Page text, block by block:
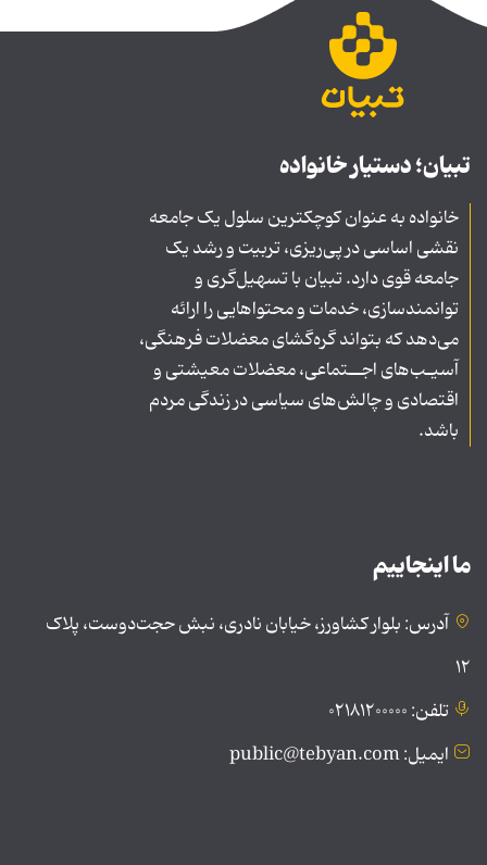
تبیان؛ دستیار خانواده
خانواده به عنوان کوچکترین سلول یک جامعه
نقشی اساسی در پی‌ریزی، تربیت و رشد یک
جامعه قوی دارد. تبیان با تسهیل‌گری و
توانمندسازی، خدمات و محتواهایی را ارائه
می‌دهد که بتواند گره‌گشای معضلات فرهنگی،
آسیـب‌های اجــتماعی، معضلات معیشتی و
اقتصادی و چالش‌های سیاسی در زندگی مردم
باشد.
ما اینجاییم
آدرس: بلوار کشاورز، خیابان نادری، نبش حجت‌دوست، پلاک
۱۲
تلفن: ۰۲۱۸۱۲۰۰۰۰۰
ایمیل: public@tebyan.com